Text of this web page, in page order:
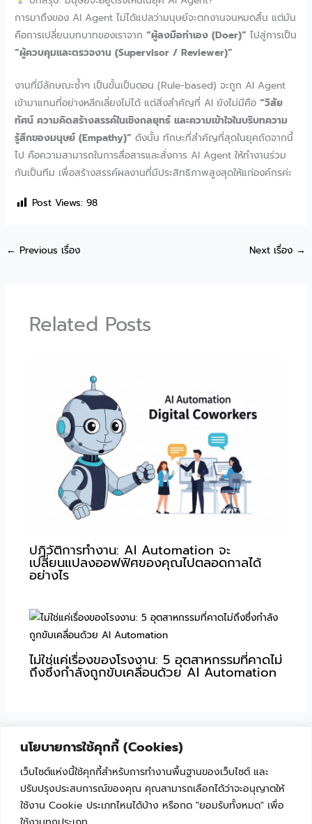
นโยบายการใช้คุกกี้ (Cookies)
เว็บไซต์แห่งนี้ใช้คุกกี้สำหรับการทำงานพื้นฐานของเว็บไซต์ และ
ปรับปรุงประสบการณ์ของคุณ คุณสามารถเลือกได้ว่าจะอนุญาตให้
ใช้งาน Cookie ประเภทไหนได้บ้าง หรือกด "ยอมรับทั้งหมด" เพื่อ
การมาถึงของ AI Agent ไม่ได้แปลว่ามนุษย์จะตกงานจนหมดสิ้น แต่มัน
คือการเปลี่ยนบทบาทของเราจาก“ผู้ลงมือทำเอง (Doer)” ไปสู่การเป็น
“ผู้ควบคุมและตรวจงาน (Supervisor / Reviewer)”
งานที่มีลักษณะซ้ำๆ เป็นขั้นเป็นตอน (Rule-based) จะถูก AI Agent
เข้ามาแทนที่อย่างหลีกเลี่ยงไม่ได้ แต่สิ่งสำคัญที่ AI ยังไม่มีคือ“วิสัย
ทัศน์ ความคิดสร้างสรรค์ในเชิงกลยุทธ์ และความเข้าใจในบริบทความ
รู้สึกของมนุษย์ (Empathy)” ดังนั้น ทักษะที่สำคัญที่สุดในยุคถัดจากนี้
ไป คือความสามารถในการสื่อสารและสั่งการ AI Agent ให้ทำงานร่วม
กันเป็นทีม เพื่อสร้างสรรค์ผลงานที่มีประสิทธิภาพสูงสุดให้แก่องค์กรค่ะ
Post Views: 98
← Previous เรื่อง Next เรื่อง →
Related Posts
ปฏิวัติการทำงาน: AI Automation จะ
เปลี่ยนแปลงออฟฟิศของคุณไปตลอดกาลได้
อย่างไร
ไม่ใช่แค่เรื่องของโรงงาน: 5 อุตสาหกรรมที่คาดไม่
ถึงซึ่งกำลังถูกขับเคลื่อนด้วย AI Automation